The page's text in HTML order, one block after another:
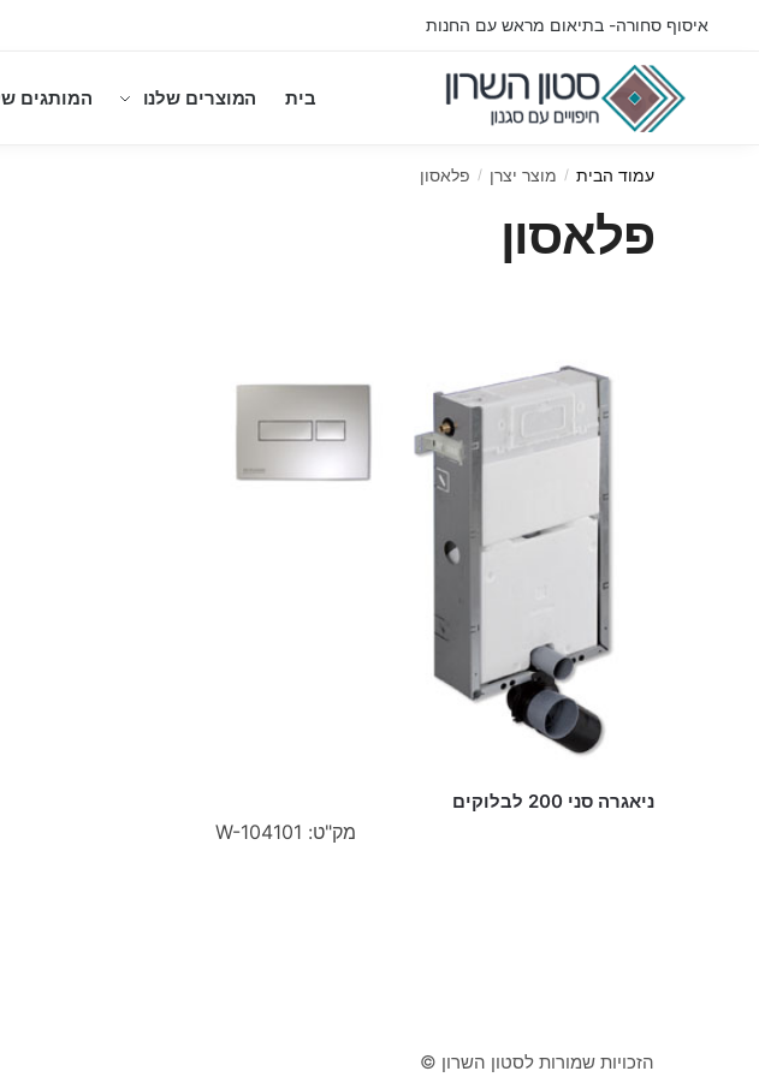
navigation
איסוף סחורה- בתיאום מראש עם החנות
בית המוצרים שלנו המותגים
עמוד הבית / מוצר יצרן / פלאסון
פלאסון
ניאגרה סני 200 לבלוקים
מק"ט: W-104101
הזכויות שמורות לסטון השרון ©